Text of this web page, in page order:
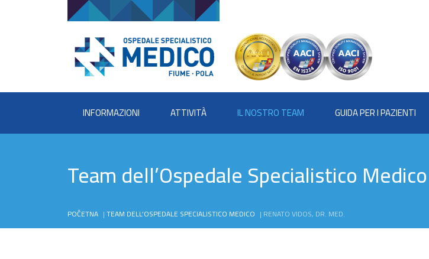
INFORMAZIONI ATTIVITÀ IL NOSTRO TEAM GUIDA PER I PAZIENTI
Team dell’Ospedale Specialistico Medico
POČETNA |TEAM DELL’OSPEDALE SPECIALISTICO MEDICO | RENATO VIDOS, DR. MED.